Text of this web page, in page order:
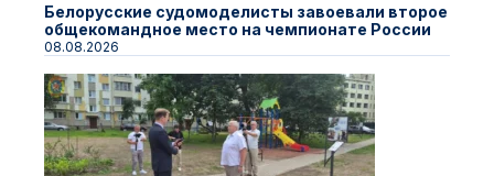
Белорусские судомоделисты завоевали второе
общекомандное место на чемпионате России
08.08.2026